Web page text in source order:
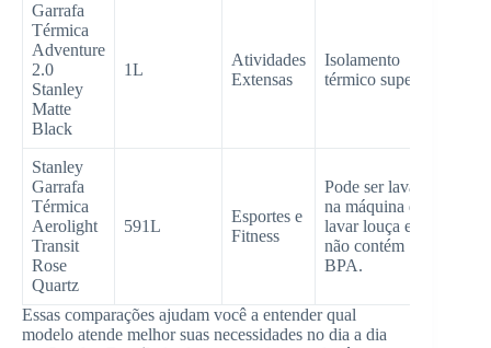
Garrafa
Térmica
Adventure
2.0
Stanley
Matte
Black
1L
Atividades
Extensas
Isolamento
térmico superior
Stanley
Garrafa
Térmica
Aerolight
Transit
Rose
Quartz
591L
Esportes e
Fitness
Pode ser lavada
na máquina de
lavar louça e
não contém
BPA.
Essas comparações ajudam você a entender qual
modelo atende melhor suas necessidades no dia a dia